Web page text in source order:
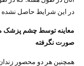
در این شرایط حاصل
معاینه توسط چشم پزشک
صورت نگرفته
همچنین هر دو محصور